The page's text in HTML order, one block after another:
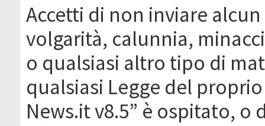
Accetti di non inviare
volgarità, calunnia,
o qualsiasi altro tipo di
qualsiasi Legge del
News.it v8.5” è ospitato, o